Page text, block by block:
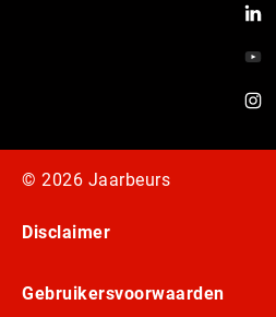
© 2026 Jaarbeurs
Disclaimer
Gebruikersvoorwaarden